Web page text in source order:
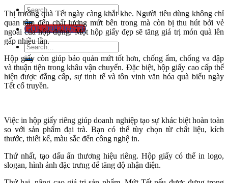
GỌI : 0982366770
Thị trường quà Tết ngày càng khắt khe. Người tiêu dùng không chỉ
quan tâm đến chất lượng mứt bên trong mà còn bị thu hút bởi vẻ
ngoài của hộp đựng. Một hộp giấy đẹp sẽ tăng giá trị món quà lên
gấp nhiều lần.
Hộp giấy còn giúp bảo quản mứt tốt hơn, chống ẩm, chống va đập
và thuận tiện trong khâu vận chuyển. Đặc biệt, hộp giấy cao cấp thể
hiện được đẳng cấp, sự tinh tế và tôn vinh văn hóa quà biếu ngày
Tết cổ truyền.
Việc in hộp giấy riêng giúp doanh nghiệp tạo sự khác biệt hoàn toàn
so với sản phẩm đại trà. Bạn có thể tùy chọn từ chất liệu, kích
thước, thiết kế, màu sắc đến công nghệ in.
Thứ nhất, tạo dấu ấn thương hiệu riêng. Hộp giấy có thể in logo,
slogan, hình ảnh đặc trưng để tăng độ nhận diện.